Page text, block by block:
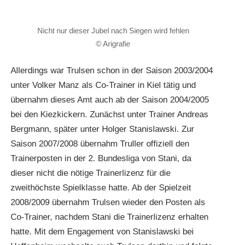
Nicht nur dieser Jubel nach Siegen wird fehlen
© Arigrafie
Allerdings war Trulsen schon in der Saison 2003/2004
unter Volker Manz als Co-Trainer in Kiel tätig und
übernahm dieses Amt auch ab der Saison 2004/2005
bei den Kiezkickern. Zunächst unter Trainer Andreas
Bergmann, später unter Holger Stanislawski. Zur
Saison 2007/2008 übernahm Truller offiziell den
Trainerposten in der 2. Bundesliga von Stani, da
dieser nicht die nötige Trainerlizenz für die
zweithöchste Spielklasse hatte. Ab der Spielzeit
2008/2009 übernahm Trulsen wieder den Posten als
Co-Trainer, nachdem Stani die Trainerlizenz erhalten
hatte. Mit dem Engagement von Stanislawski bei